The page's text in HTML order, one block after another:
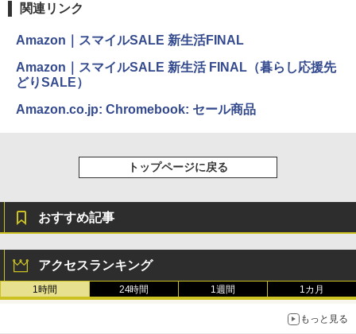
関連リンク
Amazon｜スマイルSALE 新生活FINAL
Amazon｜スマイルSALE 新生活 FINAL（暮らし応援先
どりSALE）
Amazon.co.jp: Chromebook: セール商品
トップページに戻る
おすすめ記事
アクセスランキング
1時間 24時間 1週間 1カ月
もっと見る